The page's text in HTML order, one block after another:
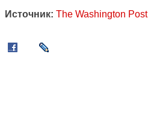
Источник: The Washington Post